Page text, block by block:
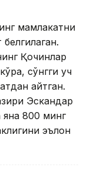
мамлакатни
Қочқинлар
сўнгги уч
қайтган.
Эскандар
яна 800 минг
эълон